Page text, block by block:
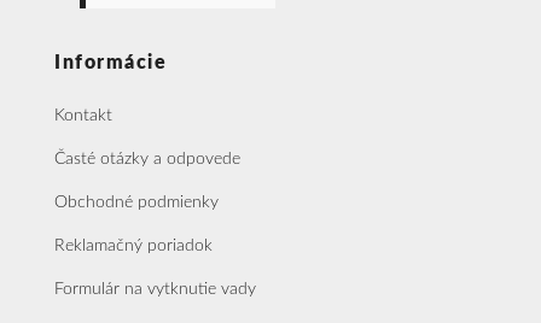
Informácie
Kontakt
Časté otázky a odpovede
Obchodné podmienky
Reklamačný poriadok
Formulár na vytknutie vady